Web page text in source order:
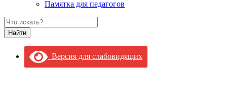
Памятка для педагогов
Версия для слабовидящих